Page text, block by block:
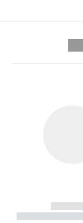
-----------